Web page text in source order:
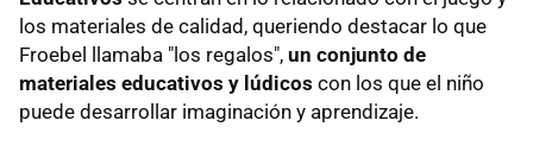
los materiales de calidad, queriendo destacar lo que
Froebel llamaba "los regalos", un conjunto de
materiales educativos y lúdicos con los que el niño
puede desarrollar imaginación y aprendizaje.